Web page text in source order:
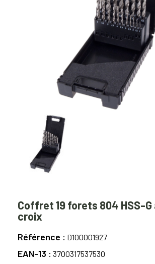
Coffret 19 forets 804 HSS-
croix
Référence D100001927
EAN-13 3700317537530